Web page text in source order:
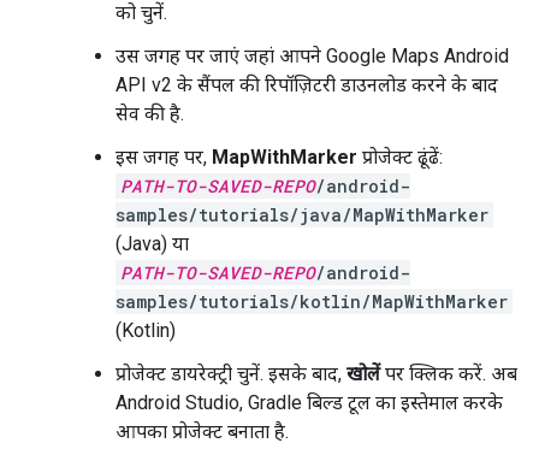
को चुनें.
उस जगह पर जाएं जहां आपने Google Maps Android
API v2 के सैंपल की रिपॉज़िटरी डाउनलोड करने के बाद
सेव की है.
इस जगह पर, MapWithMarker प्रोजेक्ट ढूंढें:
PATH-TO-SAVED-REPO/android-
samples/tutorials/java/MapWithMarker
(Java) या
PATH-TO-SAVED-REPO/android-
samples/tutorials/kotlin/MapWithMarker
(Kotlin)
प्रोजेक्ट डायरेक्ट्री चुनें. इसके बाद, खोलेंपर क्लिक करें. अब
Android Studio, Gradle बिल्ड टूल का इस्तेमाल करके
आपका प्रोजेक्ट बनाता है.